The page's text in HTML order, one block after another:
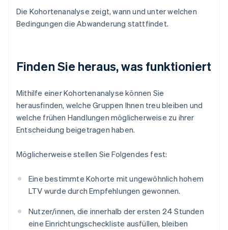
Die Kohortenanalyse zeigt, wann und unter welchen
Bedingungen die Abwanderung stattfindet.
Finden Sie heraus, was funktioniert
Mithilfe einer Kohortenanalyse können Sie
herausfinden, welche Gruppen Ihnen treu bleiben und
welche frühen Handlungen möglicherweise zu ihrer
Entscheidung beigetragen haben.
Möglicherweise stellen Sie Folgendes fest:
Eine bestimmte Kohorte mit ungewöhnlich hohem
LTV wurde durch Empfehlungen gewonnen.
Nutzer/innen, die innerhalb der ersten 24 Stunden
eine Einrichtungscheckliste ausfüllen, bleiben